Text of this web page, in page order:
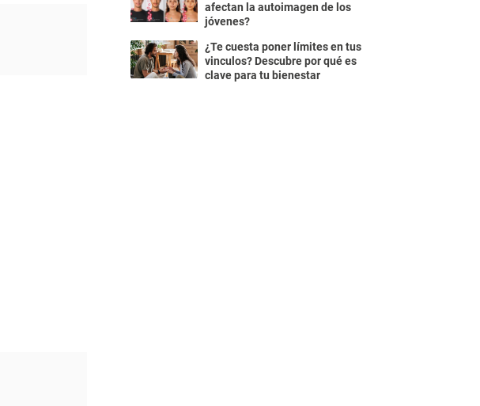
afectan la autoimagen de los
jóvenes?
¿Te cuesta poner límites en tus
vinculos? Descubre por qué es
clave para tu bienestar